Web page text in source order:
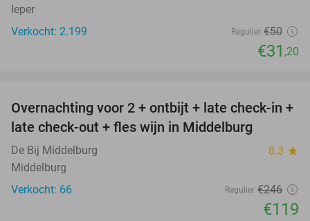
Ieper
Verkocht: 2.199
Regulier €50
€31 ,20
52%
Overnachting voor 2 + ontbijt + late check-in +
late check-out + fles wijn in Middelburg
De Bij Middelburg 8.3 star
Middelburg
Verkocht: 66
Regulier €246
€119